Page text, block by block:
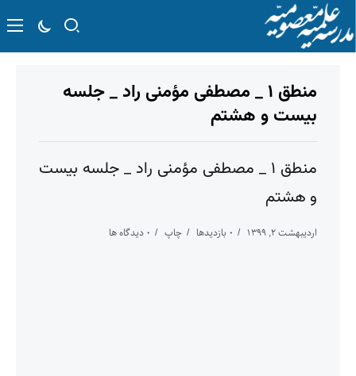
منطق ۱ _ مصطفی مؤمنی راد _ جلسه
بیست و هشتم
منطق ۱ _ مصطفی مؤمنی راد _ جلسه بیست
و هشتم
اردیبهشت ۲, ۱۳۹۹ ۰ بازدیدها چاپ ۰ دیدگاه ها